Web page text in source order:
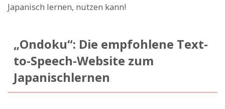
Japanisch lernen, nutzen kann!
„Ondoku“: Die empfohlene Text-
to-Speech-Website zum
Japanischlernen